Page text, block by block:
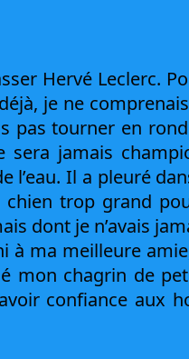
Hervé Leclerc.
je ne
pas tourner en
sera jamais
l’eau. Il a pleuré
trop grand
dont je n’avais
à ma meilleure
mon chagrin de
confiance aux